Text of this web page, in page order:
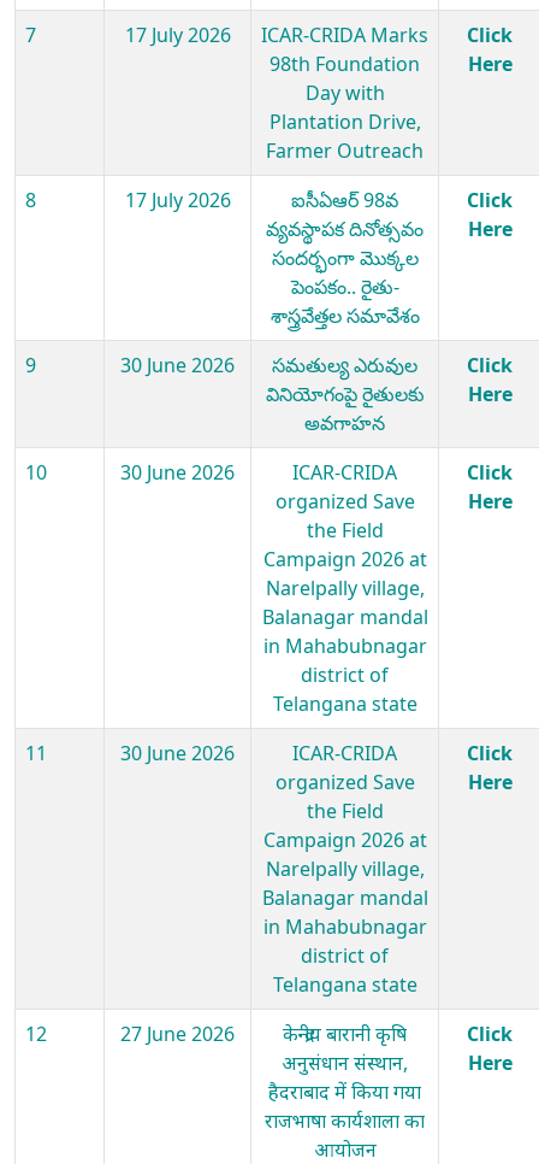
7 17 July 2026
ICAR-CRIDA Marks
98th Foundation
Day with
Plantation Drive,
Farmer Outreach
Click
Here
8 17 July 2026
ఐసీఏఆర్ 98వ
వ్యవస్థాపక దినోత్సవం
సందర్భంగా మొక్కల
పెంపకం.. రైతు-
శాస్త్రవేత్తల సమావేశం
Click
Here
9 30 June 2026
సమతుల్య ఎరువుల
వినియోగంపై రైతులకు
అవగాహన
Click
Here
10 30 June 2026
ICAR-CRIDA
organized Save
the Field
Campaign 2026 at
Narelpally village,
Balanagar mandal
in Mahabubnagar
district of
Telangana state
Click
Here
11 30 June 2026
ICAR-CRIDA
organized Save
the Field
Campaign 2026 at
Narelpally village,
Balanagar mandal
in Mahabubnagar
district of
Telangana state
Click
Here
12 27 June 2026
केन्द्रीय बारानी कृषि
अनुसंधान संस्थान,
हैदराबाद में किया गया
राजभाषा कार्यशाला का
आयोजन
Click
Here